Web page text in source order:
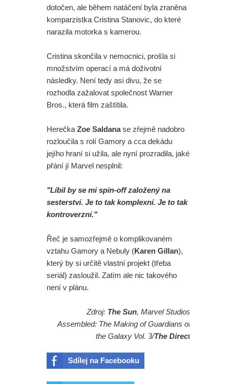
dotočen, ale během natáčení byla zraněna
komparzistka Cristina Stanovic, do které
narazila motorka s kamerou.
Cristina skončila v nemocnici, prošla si
množstvím operací a má doživotní
následky. Není tedy asi divu, že se
rozhodla zažalovat společnost Warner
Bros., která film zaštítila.
Herečka Zoe Saldanase zřejmě nadobro
rozloučila s rolí Gamory a cca dekádu
jejího hraní si užila, ale nyní prozradila, jaké
přání jí Marvel nesplnil:
"Líbil by se mi spin-off založený na
sesterství. Je to tak komplexní. Je to tak
kontroverzní."
Řeč je samozřejmě o komplikovaném
vztahu Gamory a Nebuly (Karen Gillan),
který by si určitě vlastní projekt (třeba
seriál) zasloužil. Zatím ale nic takového
není v plánu.
Zdroj: The Sun, Marvel Studios
Assembled: The Making of Guardians of
the Galaxy Vol. 3/The Direct
Sdílej na Facebooku